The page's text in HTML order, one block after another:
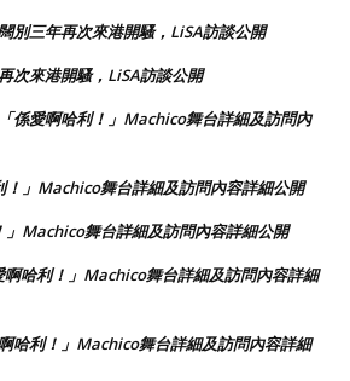
別三年再次來港開騷，LiSA訪談公開
次來港開騷，LiSA訪談公開
「係愛啊哈利！」Machico舞台詳細及訪問內
！」Machico舞台詳細及訪問內容詳細公開
」Machico舞台詳細及訪問內容詳細公開
啊哈利！」Machico舞台詳細及訪問內容詳細
啊哈利！」Machico舞台詳細及訪問內容詳細